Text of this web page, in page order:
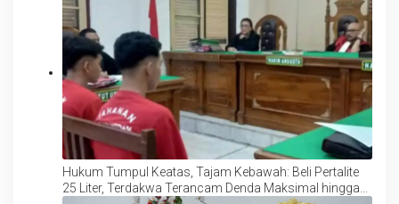
Hukum Tumpul Keatas, Tajam Kebawah: Beli Pertalite
25 Liter, Terdakwa Terancam Denda Maksimal hingga